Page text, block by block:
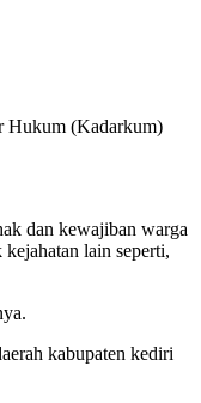
Hukum (Kadarkum)
dan kewajiban warga
lain seperti,
kabupaten kediri